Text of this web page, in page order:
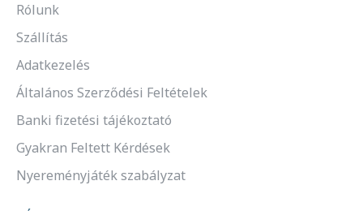
Rólunk
Szállítás
Adatkezelés
Általános Szerződési Feltételek
Banki fizetési tájékoztató
Gyakran Feltett Kérdések
Nyereményjáték szabályzat